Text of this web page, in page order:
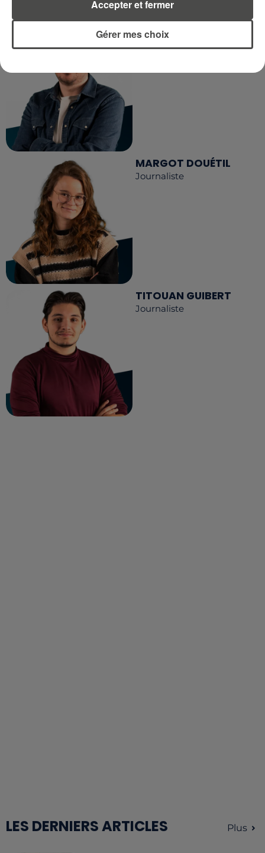
DIMITRI COUTAND
MARGOT DOUÉTIL
Journaliste
TITOUAN GUIBERT
Journaliste
LES DERNIERS ARTICLES Plus
Gérer mes choix
Accepter et fermer